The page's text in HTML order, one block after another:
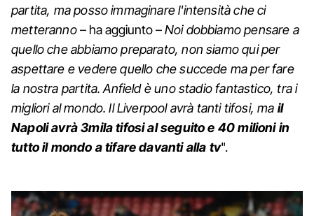
partita, ma posso immaginare l'intensità che ci
metteranno– ha aggiunto –Noi dobbiamo pensare a
quello che abbiamo preparato, non siamo qui per
aspettare e vedere quello che succede ma per fare
la nostra partita. Anfield è uno stadio fantastico, tra i
migliori al mondo. Il Liverpool avrà tanti tifosi, ma il
Napoli avrà 3mila tifosi al seguito e 40 milioni in
tutto il mondo a tifare davanti alla tv".